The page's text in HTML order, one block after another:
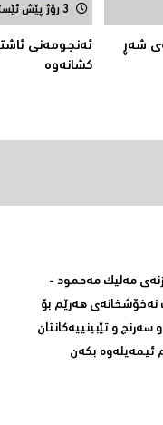
شه‌ڕ
3 رۆژ پێش ئێستا
ئەنجومەنى
کشانەوە
مه‌لیک مه‌حمود -
هه‌رێم بۆ
سه‌رنج و تێبینییه‌كانتان
ئیمه‌یله‌وه‌ بكه‌ن